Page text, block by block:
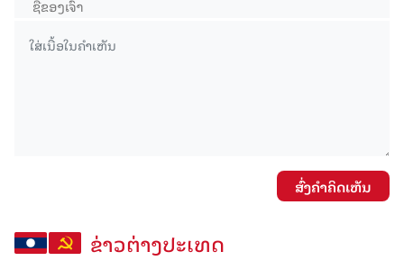
ສົ່ງຄໍາຄິດເຫັນ
ຂ່າວຕ່າງປະເທດ